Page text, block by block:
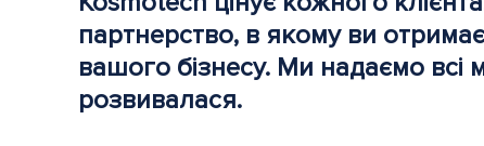
партнерство, в якому ви
вашого бізнесу. Ми надаємо
розвивалася.